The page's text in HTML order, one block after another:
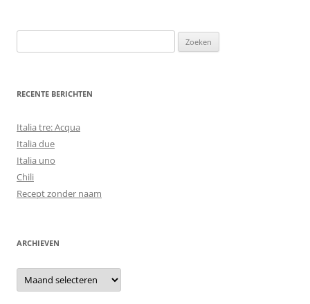
naar:
RECENTE BERICHTEN
Italia tre: Acqua
Italia due
Italia uno
Chili
Recept zonder naam
ARCHIEVEN
Archieven